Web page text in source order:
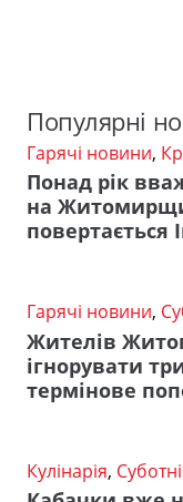
Популярні
Гарячі новини,
Понад рік
на
повертається
Гарячі новини,
Жителів
ігнорувати
термінове
Кулінарія,